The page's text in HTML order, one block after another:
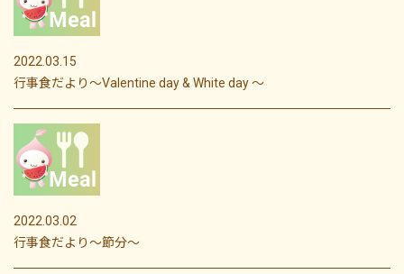
2022.03.15
行事食だより～Valentine day & White day ～
2022.03.02
行事食だより～節分～